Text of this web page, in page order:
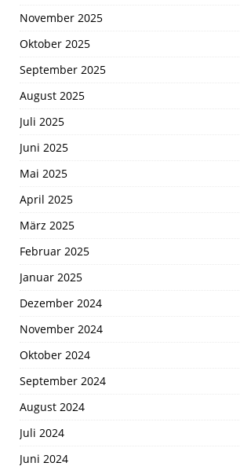
November 2025
Oktober 2025
September 2025
August 2025
Juli 2025
Juni 2025
Mai 2025
April 2025
März 2025
Februar 2025
Januar 2025
Dezember 2024
November 2024
Oktober 2024
September 2024
August 2024
Juli 2024
Juni 2024